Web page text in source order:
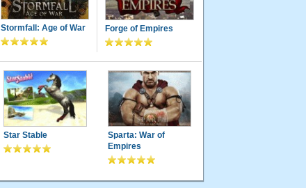
Stormfall: Age of War Forge of Empires
Star Stable
Sparta: War of
Empires